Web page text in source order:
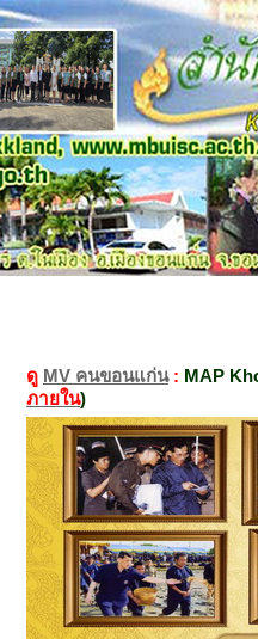
ดู MV คนขอนแก่น: MAP
ภายใน)